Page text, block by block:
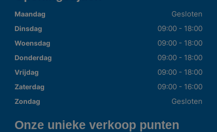
Maandag Gesloten
Dinsdag 09:00 - 18:00
Woensdag 09:00 - 18:00
Donderdag 09:00 - 18:00
Vrijdag 09:00 - 18:00
Zaterdag 09:00 - 16:00
Zondag Gesloten
Onze unieke verkoop punten